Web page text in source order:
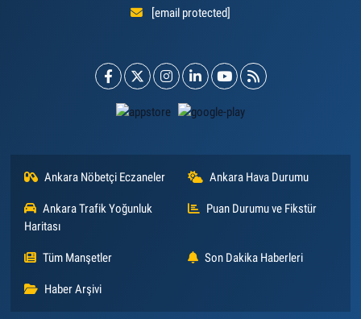
[email protected]
Ankara Nöbetçi Eczaneler Ankara Hava Durumu
Ankara Trafik Yoğunluk
Haritası
Puan Durumu ve Fikstür
Tüm Manşetler Son Dakika Haberleri
Haber Arşivi